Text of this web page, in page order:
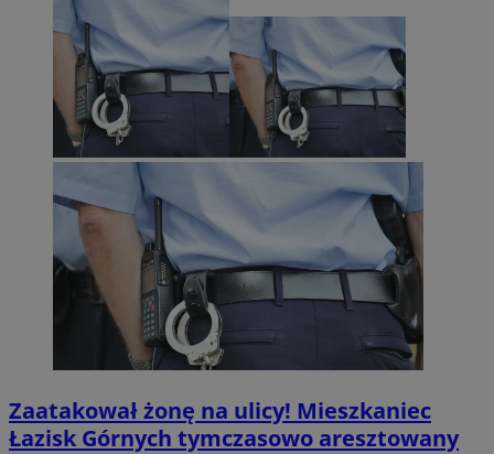
Zaatakował żonę na ulicy! Mieszkaniec
Łazisk Górnych tymczasowo aresztowany